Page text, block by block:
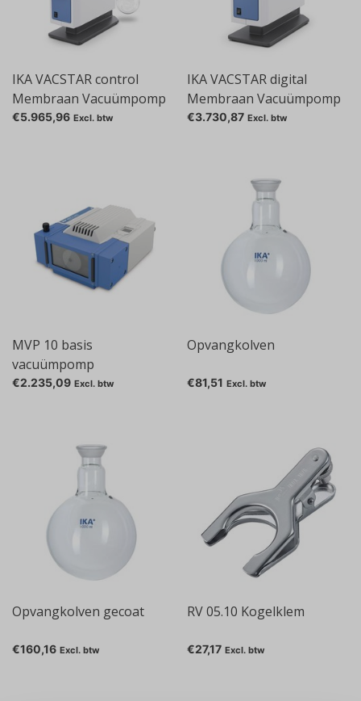
IKA VACSTAR control
Membraan Vacuümpomp
€5.965,96 Excl. btw
IKA VACSTAR digital
Membraan Vacuümpomp
€3.730,87 Excl. btw
MVP 10 basis
vacuümpomp
€2.235,09 Excl. btw
Opvangkolven
€81,51 Excl. btw
Opvangkolven gecoat
€160,16 Excl. btw
RV 05.10 Kogelklem
€27,17 Excl. btw